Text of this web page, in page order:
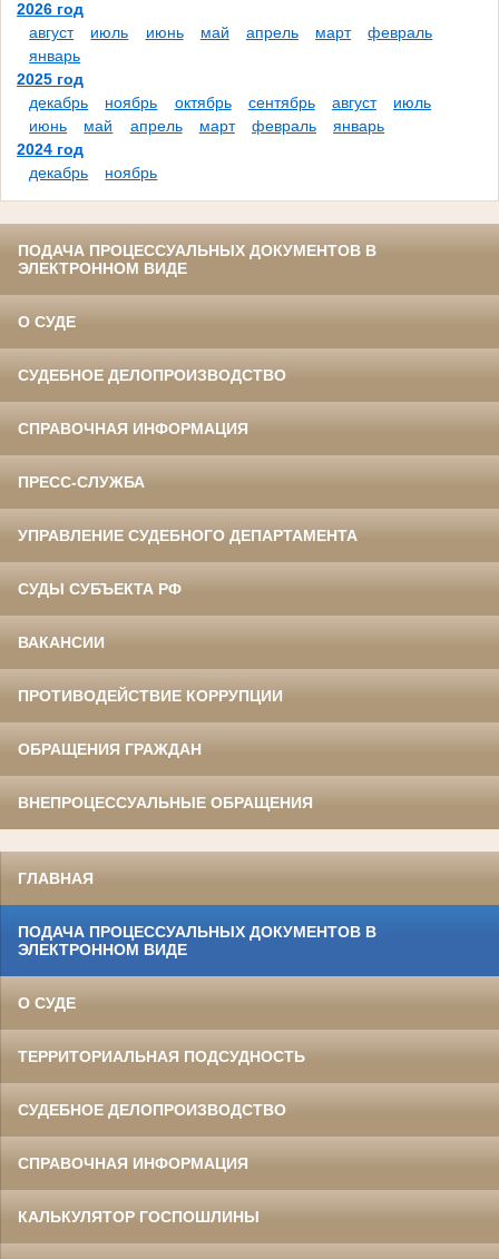
2026 год
август
июль июнь май апрель март
февраль
январь
2025 год
декабрь
ноябрь октябрь сентябрь август
июль
июнь
май апрель март февраль
январь
2024 год
декабрь
ноябрь
ПОДАЧА ПРОЦЕССУАЛЬНЫХ ДОКУМЕНТОВ В
ЭЛЕКТРОННОМ ВИДЕ
О СУДЕ
СУДЕБНОЕ ДЕЛОПРОИЗВОДСТВО
СПРАВОЧНАЯ ИНФОРМАЦИЯ
ПРЕСС-СЛУЖБА
УПРАВЛЕНИЕ СУДЕБНОГО ДЕПАРТАМЕНТА
СУДЫ СУБЪЕКТА РФ
ВАКАНСИИ
ПРОТИВОДЕЙСТВИЕ КОРРУПЦИИ
ОБРАЩЕНИЯ ГРАЖДАН
ВНЕПРОЦЕССУАЛЬНЫЕ ОБРАЩЕНИЯ
ГЛАВНАЯ
ПОДАЧА ПРОЦЕССУАЛЬНЫХ ДОКУМЕНТОВ В
ЭЛЕКТРОННОМ ВИДЕ
О СУДЕ
ТЕРРИТОРИАЛЬНАЯ ПОДСУДНОСТЬ
СУДЕБНОЕ ДЕЛОПРОИЗВОДСТВО
СПРАВОЧНАЯ ИНФОРМАЦИЯ
КАЛЬКУЛЯТОР ГОСПОШЛИНЫ